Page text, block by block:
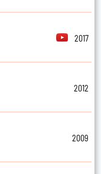
2017
2012
2009